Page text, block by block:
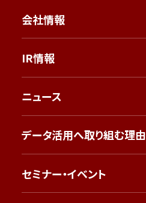
会社情報
IR情報
ニュース
データ活用へ取り組む理由
セミナー・イベント